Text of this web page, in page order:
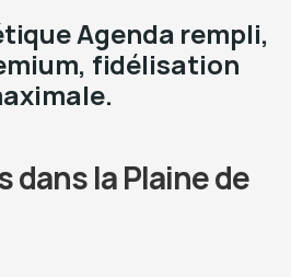
Agenda rempli,
fidélisation
dans la Plaine de